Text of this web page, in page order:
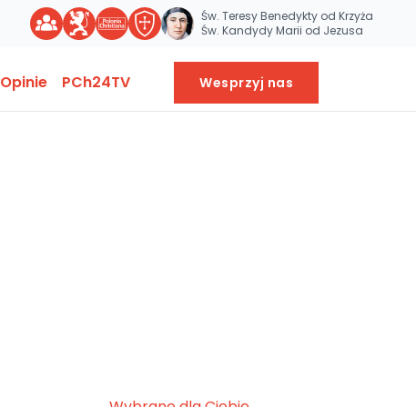
Św. Teresy Benedykty od Krzyża
Św. Kandydy Marii od Jezusa
Opinie PCh24TV Wesprzyj nas